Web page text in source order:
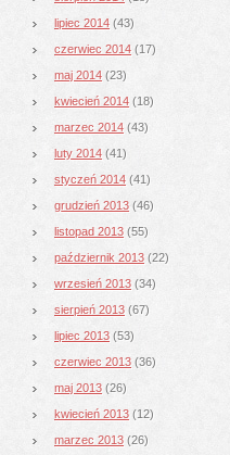
lipiec 2014 (43)
czerwiec 2014 (17)
maj 2014 (23)
kwiecień 2014 (18)
marzec 2014 (43)
luty 2014 (41)
styczeń 2014 (41)
grudzień 2013 (46)
listopad 2013 (55)
październik 2013 (22)
wrzesień 2013 (34)
sierpień 2013 (67)
lipiec 2013 (53)
czerwiec 2013 (36)
maj 2013 (26)
kwiecień 2013 (12)
marzec 2013 (26)